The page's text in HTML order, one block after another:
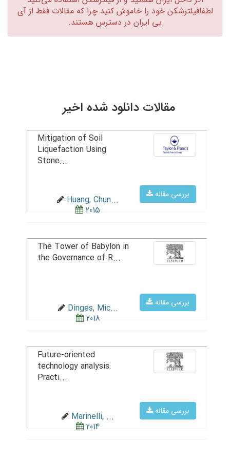
لطفافیلترشکن خود را خاموش کنید چرا که مقالات فقط از آی
پی ایران در دسترس هستند.‏
مقالات دانلود شده اخیر
بررسی مقاله
Mitigation of Soil
Liquefaction Using
Stone...
Huang, Chun...
2015
بررسی مقاله
The Tower of Babylon in
the Governance of R...
Dinges, Mic...
2018
بررسی مقاله
Future-oriented
technology analysis:
Practi...
Marinelli, ...
2014